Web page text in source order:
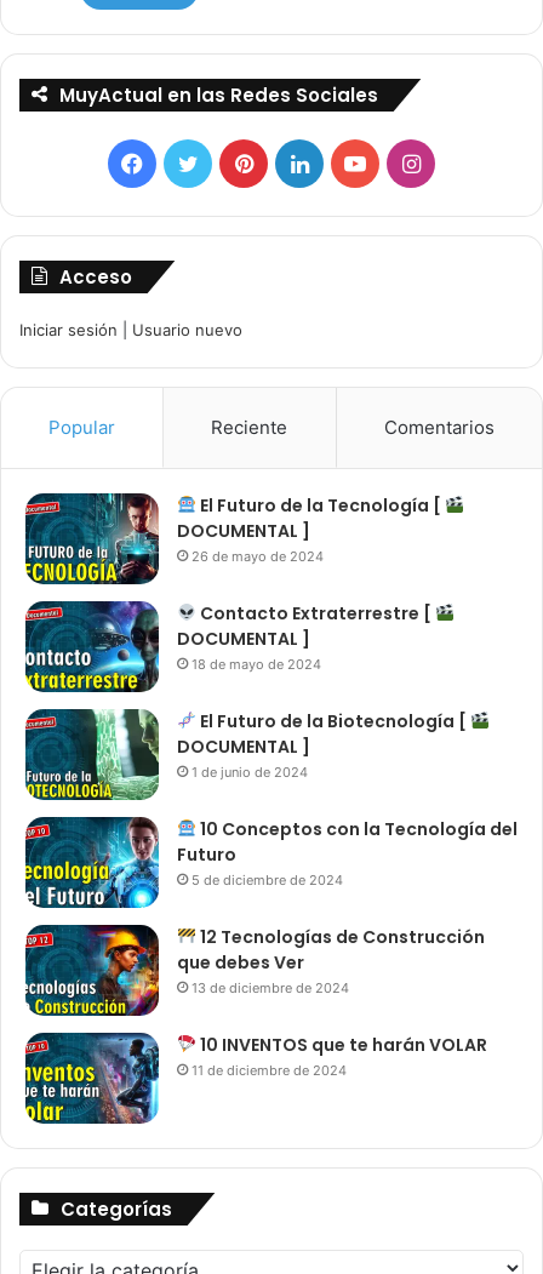
MuyActual en las Redes Sociales
Facebook
TwitterPinterestLinkedInYouTubeInstagram
Acceso
Iniciar sesión Usuario nuevo
Popular Reciente Comentarios
El Futuro de la Tecnología [
DOCUMENTAL ]
26 de mayo de 2024
Contacto Extraterrestre [
DOCUMENTAL ]
18 de mayo de 2024
El Futuro de la Biotecnología [
DOCUMENTAL ]
1 de junio de 2024
10 Conceptos con la Tecnología del
Futuro
5 de diciembre de 2024
12 Tecnologías de Construcción
que debes Ver
13 de diciembre de 2024
10 INVENTOS que te harán VOLAR
11 de diciembre de 2024
Categorías
Categorías